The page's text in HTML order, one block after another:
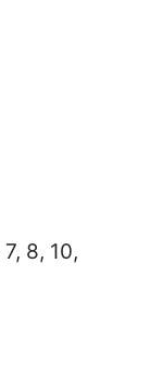
8, 10,